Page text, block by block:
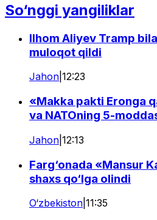
So‘nggi yangiliklar
Ilhom Aliyev Tramp
muloqot qildi
Jahon 12:23
«Makka pakti Eronga
va NATOning 5-
Jahon 12:13
Farg‘onada «Mansur
shaxs qo‘lga olindi
O‘zbekiston 11:35